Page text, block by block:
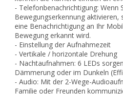
- Telefonbenachrichtigung: Wenn
Bewegungserkennung aktivieren,
eine Benachrichtigung an Ihr
Bewegung erkannt wird.
- Einstellung der Aufnahmezeit
- Vertikale / horizontale Drehung
- Nachtaufnahmen: 6 LEDs
Dämmerung oder im Dunkeln
- Audio: Mit der 2-Wege-
Familie oder Freunden